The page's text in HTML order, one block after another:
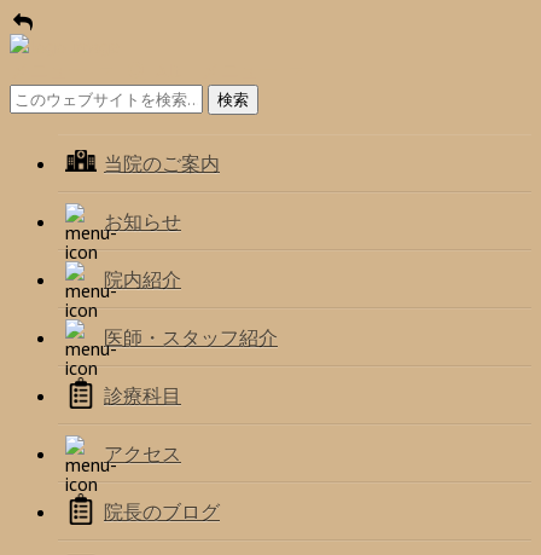
当院のご案内
お知らせ
院内紹介
医師・スタッフ紹介
診療科目
アクセス
院長のブログ